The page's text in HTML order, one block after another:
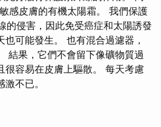
感皮膚的有機太陽霜。 我們保護
的侵害，因此免受癌症和太陽誘發
可能發生。 也有混合過濾器，
結果，它們不會留下像礦物質過
很容易在皮膚上驅散。 每天考慮
不已。